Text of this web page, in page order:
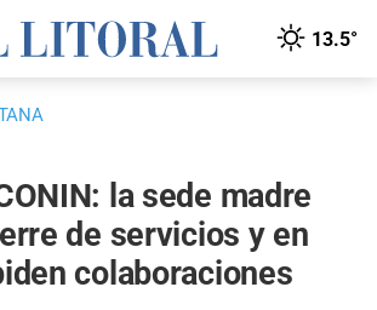
13.5°
la sede madre
de servicios y en
colaboraciones